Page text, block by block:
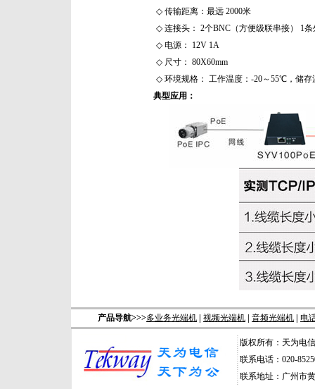
◇ 传输距离：最远 2000米
◇ 连接头： 2个BNC（方便级联串接） 1
◇ 电源： 12V 1A
◇ 尺寸： 80X60mm
◇ 环境规格： 工作温度：-20～55℃，储
典型应用：
产品导航>>>多业务光端机 视频光端机 音频光端机 电
版权所有：天为电
联系电话：020-
联系地址：广州市